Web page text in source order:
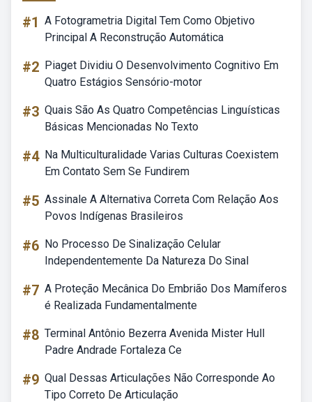
#1 A Fotogrametria Digital Tem Como Objetivo
Principal A Reconstrução Automática
#2 Piaget Dividiu O Desenvolvimento Cognitivo Em
Quatro Estágios Sensório-motor
#3 Quais São As Quatro Competências Linguísticas
Básicas Mencionadas No Texto
#4 Na Multiculturalidade Varias Culturas Coexistem
Em Contato Sem Se Fundirem
#5 Assinale A Alternativa Correta Com Relação Aos
Povos Indígenas Brasileiros
#6 No Processo De Sinalização Celular
Independentemente Da Natureza Do Sinal
#7 A Proteção Mecânica Do Embrião Dos Mamíferos
é Realizada Fundamentalmente
#8 Terminal Antônio Bezerra Avenida Mister Hull
Padre Andrade Fortaleza Ce
#9 Qual Dessas Articulações Não Corresponde Ao
Tipo Correto De Articulação